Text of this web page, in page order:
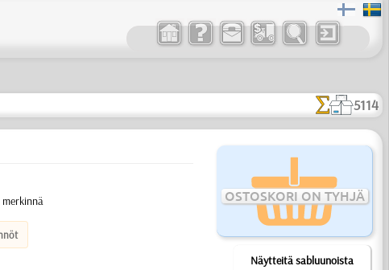
5114
OSTOSKORI ON TYHJÄ
Näytteitä sabluunoista